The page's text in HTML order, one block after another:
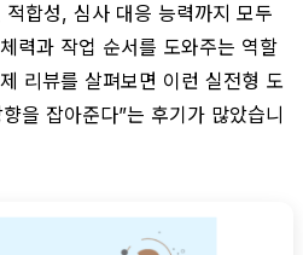
합성, 심사 대응 능력까지 모두
력과 작업 순서를 도와주는 역할
리뷰를 살펴보면 이런 실전형 도
을 잡아준다”는 후기가 많았습니